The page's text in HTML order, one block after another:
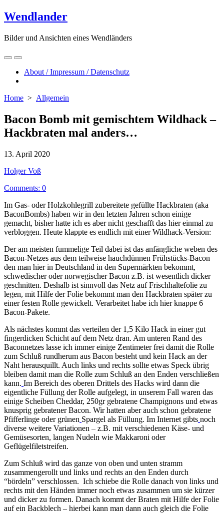
Skip
to
Wendlander
Bilder und Ansichten eines Wendländers
Search
Toggle
Menu
About / Impressum / Datenschutz
Home > Allgemein
Bacon Bomb mit gemischtem Wildhack –
Hackbraten mal anders…
Published
13. April 2020
Author
Holger Voß
Comments: 0
Im Gas- oder Holzkohlegrill zubereitete gefüllte Hackbraten (aka
BaconBombs) haben wir in den letzten Jahren schon einige
gemacht, bisher hatte ich es aber nicht geschafft das hier einmal zu
verbloggen. Heute klappte es endlich mit einer Wildhack-Version:
Der am meisten fummelige Teil dabei ist das anfängliche weben des
Bacon-Netzes aus dem teilweise hauchdünnen Frühstücks-Bacon
den man hier in Deutschland in den Supermärkten bekommt,
schwedischer oder norwegischer Bacon z.B. ist wesentlich dicker
geschnitten. Deshalb ist sinnvoll das Netz auf Frischhaltefolie zu
legen, mit Hilfe der Folie bekommt man den Hackbraten später zu
einer festen Rolle gewickelt. Verarbeitet habe ich hier knappe 6
Bacon-Pakete.
Als nächstes kommt das verteilen der 1,5 Kilo Hack in einer gut
fingerdicken Schicht auf dem Netz dran. Am unteren Rand des
Baconnetzes lasse ich immer einige Zentimeter frei damit die Rolle
zum Schluß rundherum aus Bacon besteht und kein Hack an der
Naht herausquillt. Auch links und rechts sollte etwas Speck übrig
bleiben damit man die Rolle zum Schluß an den Enden verschließen
kann. Im Bereich des oberen Drittels des Hacks wird dann die
eigentliche Füllung der Rolle aufgelegt, in unserem Fall waren das
einige Scheiben Cheddar, 250gr gebratene Champignons und etwas
knusprig gebratener Bacon. Wir hatten aber auch schon gebratene
Pfifferlinge oder grünen Spargel als Füllung. Im Internet gibts noch
diverse weitere Variationen – z.B. mit verschiedenen Käse- und
Gemüsesorten, langen Nudeln wie Makkaroni oder
Geflügelfiletstreifen.
Zum Schluß wird das ganze von oben und unten stramm
zusammengerollt und links und rechts an den Enden durch
“bördeln” verschlossen. Ich schiebe die Rolle danach von links und
rechts mit den Händen immer noch etwas zusammen um sie kürzer
und dicker zu formen. Danach kommt der Braten mit Hilfe der Folie
auf ein Backblech – hierbei kann man dann auch gleich die Folie